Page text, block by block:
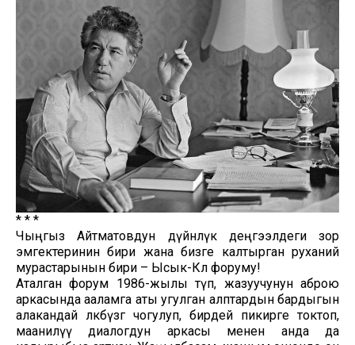
* * *
Чыңгыз Айтматовдун дүйнөлүк деңгээлдеги зор
эмгектеринин бири жана бизге калтырган руханий
мурастарынын бири – Ысык-Көл форуму!
Аталган форум 1986-жылы өтүп, жазуучунун аброю
аркасында ааламга аты угулган алптардын бардыгын
алакандай өлкөбүзгө чогулуп, бирдей пикирге токтоп,
маанилүү диалогдун аркасы менен анда да